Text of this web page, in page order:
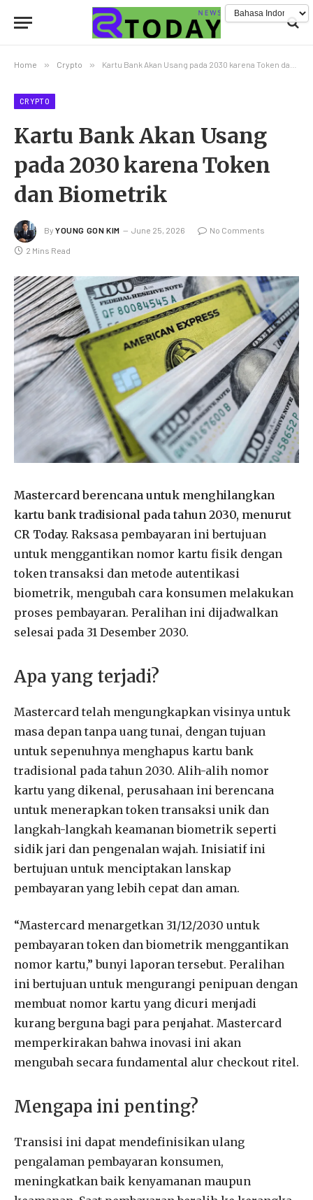
Home » Crypto » Kartu Bank Akan Usang pada 2030 karena Token dan Biometrik
CRYPTO
Kartu Bank Akan Usang
pada 2030 karena Token
dan Biometrik
By YOUNG GON KIM June 25, 2026 No Comments
2 Mins Read
Mastercard berencana untuk menghilangkan
kartu bank tradisional pada tahun 2030, menurut
CR Today. Raksasa pembayaran ini bertujuan
untuk menggantikan nomor kartu fisik dengan
token transaksi dan metode autentikasi
biometrik, mengubah cara konsumen melakukan
proses pembayaran. Peralihan ini dijadwalkan
selesai pada 31 Desember 2030.
Apa yang terjadi?
Mastercard telah mengungkapkan visinya untuk
masa depan tanpa uang tunai, dengan tujuan
untuk sepenuhnya menghapus kartu bank
tradisional pada tahun 2030. Alih-alih nomor
kartu yang dikenal, perusahaan ini berencana
untuk menerapkan token transaksi unik dan
langkah-langkah keamanan biometrik seperti
sidik jari dan pengenalan wajah. Inisiatif ini
bertujuan untuk menciptakan lanskap
pembayaran yang lebih cepat dan aman.
“Mastercard menargetkan 31/12/2030 untuk
pembayaran token dan biometrik menggantikan
nomor kartu,” bunyi laporan tersebut. Peralihan
ini bertujuan untuk mengurangi penipuan dengan
membuat nomor kartu yang dicuri menjadi
kurang berguna bagi para penjahat. Mastercard
memperkirakan bahwa inovasi ini akan
mengubah secara fundamental alur checkout ritel.
Mengapa ini penting?
Transisi ini dapat mendefinisikan ulang
pengalaman pembayaran konsumen,
meningkatkan baik kenyamanan maupun